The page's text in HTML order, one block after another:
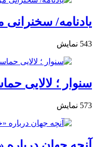
یادنامه/ سخنرانی
543 نمایش
سنوار ؛ لالایی
573 نمایش